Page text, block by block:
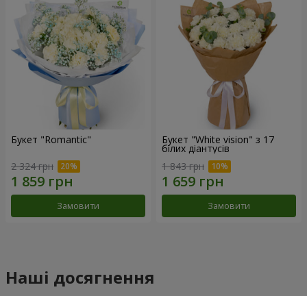
Букет "Romantic"
2 324 грн
Замовити
Букет "White vision" з 17
білих діантусів
1 843 грн
Замовити
Наші досягнення